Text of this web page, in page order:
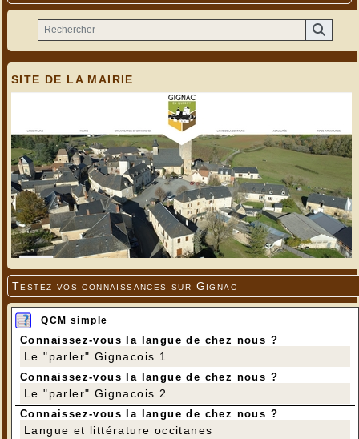
SITE DE LA MAIRIE
Testez vos connaissances sur Gignac
QCM simple
Connaissez-vous la langue de chez nous ?
Le "parler" Gignacois 1
Connaissez-vous la langue de chez nous ?
Le "parler" Gignacois 2
Connaissez-vous la langue de chez nous ?
Langue et littérature occitanes